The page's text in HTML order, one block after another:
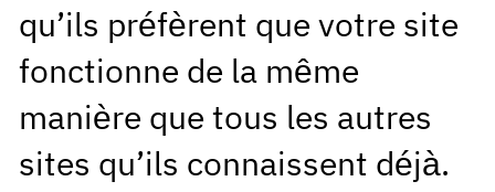
qu’ils préfèrent que votre site
fonctionne de la même
manière que tous les autres
sites qu’ils connaissent déjà.